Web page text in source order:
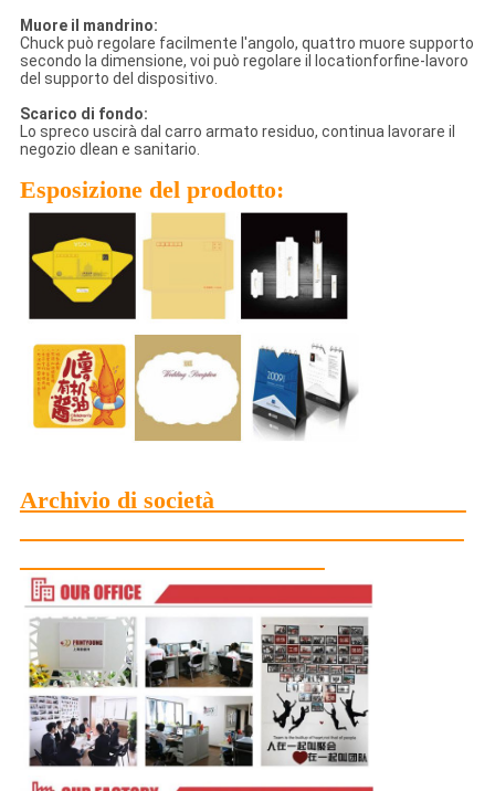
Muore il mandrino:
Chuck può regolare facilmente l'angolo, quattro muore supporto
secondo la dimensione, voi può regolare il locationforfine-lavoro
del supporto del dispositivo.
Scarico di fondo:
Lo spreco uscirà dal carro armato residuo, continua lavorare il
negozio dlean e sanitario.
Esposizione del prodotto:
Archivio di società